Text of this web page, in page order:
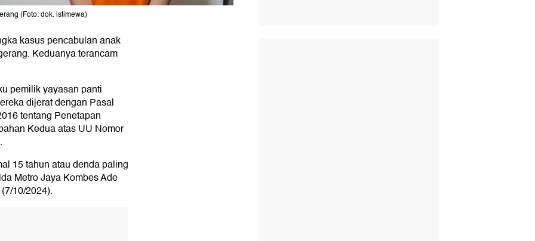
(Foto: dok. istimewa)
kasus pencabulan anak
Keduanya terancam
pemilik yayasan panti
dijerat dengan Pasal
tentang Penetapan
Kedua atas UU Nomor
15 tahun atau denda paling
Metro Jaya Kombes Ade
10/2024).